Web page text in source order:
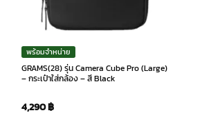
พร้อมจำหน่าย
GRAMS(28) รุ่น Camera Cube Pro (Large)
– กระเป๋าใส่กล้อง – สี Black
4,290฿